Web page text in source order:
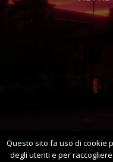
Questo sito fa uso di cookie
degli utenti e per